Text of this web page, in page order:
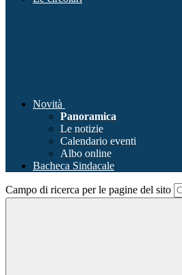
Novità
Panoramica
Le notizie
Calendario eventi
Albo online
Bacheca Sindacale
Campo di ricerca per le pagine del sito